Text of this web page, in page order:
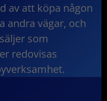
av att köpa någon
andra vägar, och
som
redovisas